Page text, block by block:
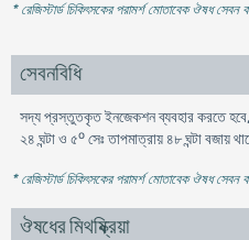
* রেজিস্টার্ড চিকিৎসকের পরামর্শ মোতাবেক ঔষধ সেবন
সেবনবিধি
সদ্য প্রস্তুতকৃত ইনজেকশন ব্যবহার করতে হবে,
২৪ ঘন্টা ও ৫oসেঃ তাপমাত্রায় ৪৮ ঘন্টা বজায়
* রেজিস্টার্ড চিকিৎসকের পরামর্শ মোতাবেক ঔষধ সেবন
ঔষধের মিথষ্ক্রিয়া